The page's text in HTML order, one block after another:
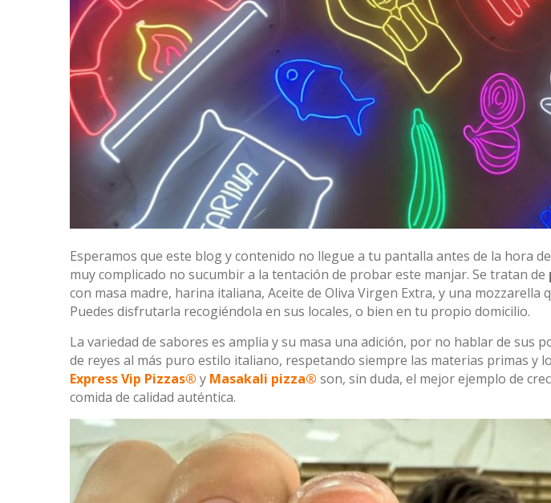
Esperamos que este blog y contenido no llegue a tu pantalla antes de la hora
muy complicado no sucumbir a la tentación de probar este manjar. Se tratan de
con masa madre, harina italiana, Aceite de Oliva Virgen Extra, y una mozzarella
Puedes disfrutarla recogiéndola en sus locales, o bien en tu propio domicilio.
La variedad de sabores es amplia y su masa una adición, por no hablar de sus
de reyes al más puro estilo italiano, respetando siempre las materias primas y
Express Vip Pizzas® y Masakali pizza® son, sin duda, el mejor ejemplo de
comida de calidad auténtica.